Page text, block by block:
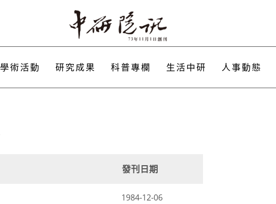
學術活動 研究成果 科普專欄 生活中研 人事動態
發刊日期
1984-12-06